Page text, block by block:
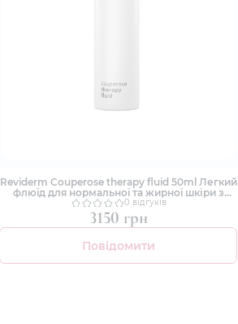
Reviderm Couperose therapy fluid 50ml Легкий
флюїд для нормальної та жирної шкіри з
розацеа, куперозом
0 відгуків
3150 грн
Повідомити